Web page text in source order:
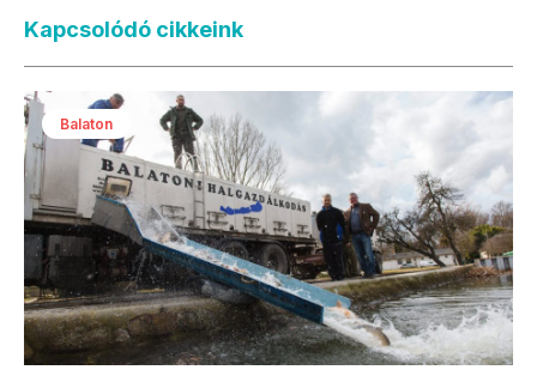
Kapcsolódó cikkeink
Balaton